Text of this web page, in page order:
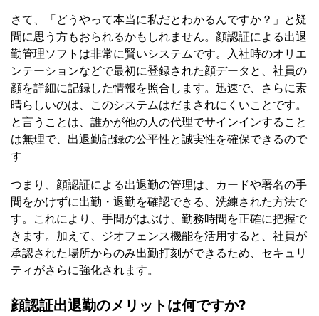
さて、「どうやって本当に私だとわかるんですか？」と疑
問に思う方もおられるかもしれません。顔認証による出退
勤管理ソフトは非常に賢いシステムです。入社時のオリエ
ンテーションなどで最初に登録された顔データと、社員の
顔を詳細に記録した情報を照合します。迅速で、さらに素
晴らしいのは、このシステムはだまされにくいことです。
と言うことは、誰かが他の人の代理でサインインすること
は無理で、出退勤記録の公平性と誠実性を確保できるので
す
つまり、顔認証による出退勤の管理は、カードや署名の手
間をかけずに出勤・退勤を確認できる、洗練された方法で
す。これにより、手間がはぶけ、勤務時間を正確に把握で
きます。加えて、ジオフェンス機能を活用すると、社員が
承認された場所からのみ出勤打刻ができるため、セキュリ
ティがさらに強化されます。
顔認証出退勤のメリットは何ですか?